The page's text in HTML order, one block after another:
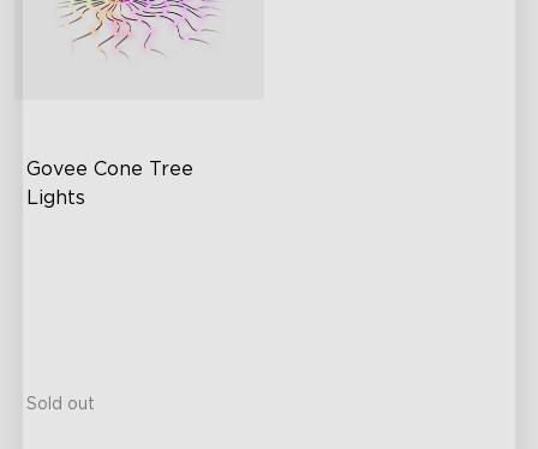
Govee Cone Tree
Lights
Sold out